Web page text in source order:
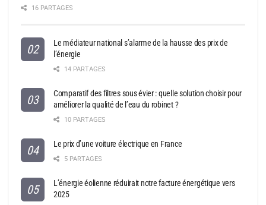
16 PARTAGES
Le médiateur national s’alarme de la hausse des prix de
l’énergie
14 PARTAGES
Comparatif des filtres sous évier : quelle solution choisir pour
améliorer la qualité de l’eau du robinet ?
10 PARTAGES
Le prix d’une voiture électrique en France
5 PARTAGES
L’énergie éolienne réduirait notre facture énergétique vers
2025